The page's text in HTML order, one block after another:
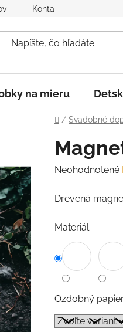
Kontakt
na mieru
Domov
/ Svadobné
Priemerné
produktu
0,0
5
hviezdičiek.
Neohodnotené
Drevená
Materiál
Ozdobný